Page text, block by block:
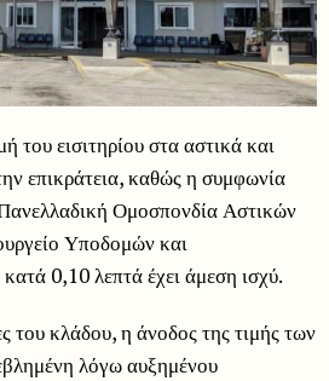
του εισιτηρίου στα αστικά και
επικράτεια, καθώς η συμφωνία
Ομοσπονδία Αστικών
Υποδομών και
0,10 λεπτά έχει άμεση ισχύ.
του κλάδου, η άνοδος της τιμής των
λόγω αυξημένου